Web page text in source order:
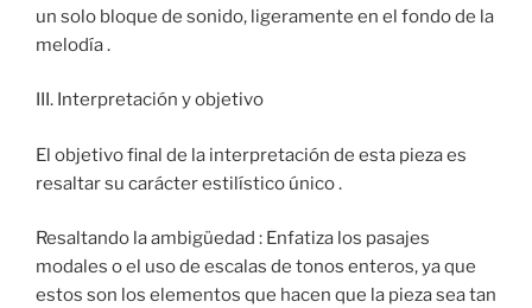
un solo bloque de sonido, ligeramente en el fondo de la
melodía .
III. Interpretación y objetivo
El objetivo final de la interpretación de esta pieza es
resaltar su carácter estilístico único .
Resaltando la ambigüedad : Enfatiza los pasajes
modales o el uso de escalas de tonos enteros, ya que
estos son los elementos que hacen que la pieza sea tan